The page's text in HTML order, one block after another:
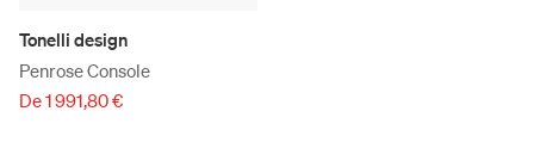
Tonelli design
Penrose Console
De 1 991,80 €